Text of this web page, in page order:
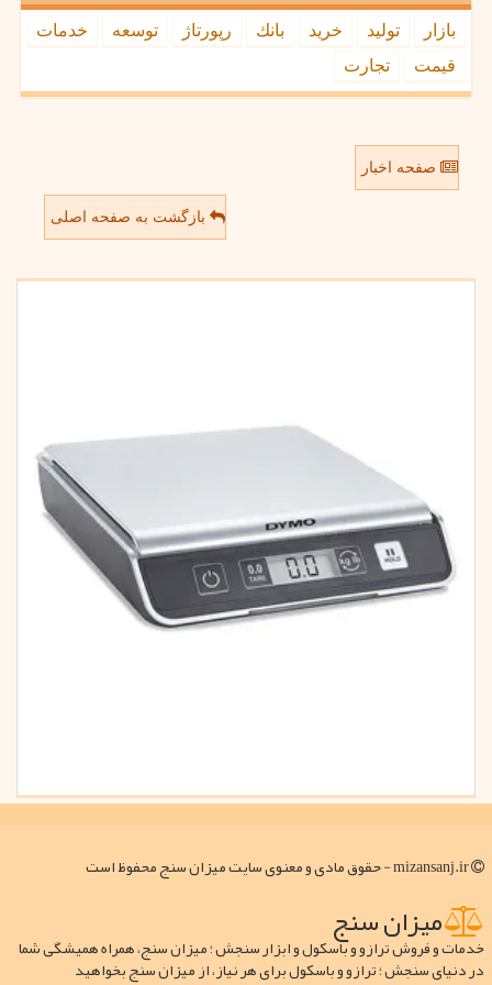
بازار تولید خرید بانك رپورتاژ توسعه
خدمات
قیمت
تجارت
صفحه اخبار
بازگشت به صفحه اصلی
میزان سنج
خدمات و فروش ترازو و باسکول و ابزار سنجش ؛ میزان سنج، همراه همیشگی شما
در دنیای سنجش ؛ ترازو و باسکول برای هر نیاز، از میزان سنج بخواهید